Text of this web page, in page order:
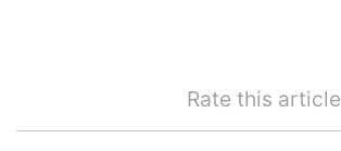
Rate this article